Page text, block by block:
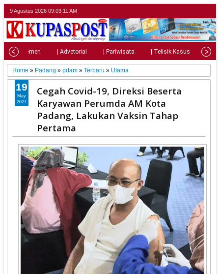
9 Agustus 2026 09:03:13 AM
| Parlemen | Advetorial | Pariwisata | Telisik Kasus |
Home » Padang »pdam »Terbaru » Utama
Cegah Covid-19, Direksi Beserta
Karyawan Perumda AM Kota
Padang, Lakukan Vaksin Tahap
Pertama
19
May
2021